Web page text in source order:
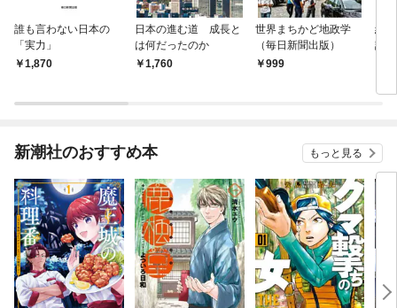
誰も言わない日本の
「実力」
1,870
日本の進む道 成長と
は何だったのか
1,760
世界まちかど地政学
（毎日新聞出版）
999
経
論
新潮社のおすすめ本 もっと見る